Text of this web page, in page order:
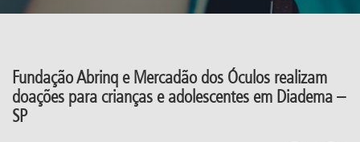
Fundação Abrinq e Mercadão dos Óculos realizam
doações para crianças e adolescentes em Diadema –
SP